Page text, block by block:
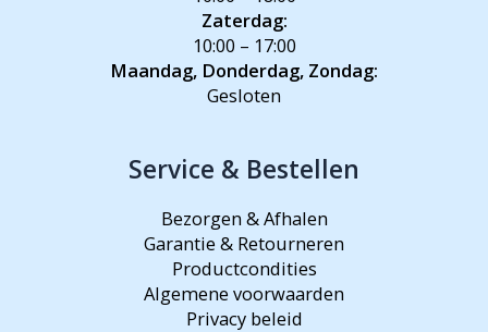
Zaterdag:
10:00 – 17:00
Maandag, Donderdag, Zondag:
Gesloten
Service & Bestellen
Bezorgen & Afhalen
Garantie & Retourneren
Productcondities
Algemene voorwaarden
Privacy beleid